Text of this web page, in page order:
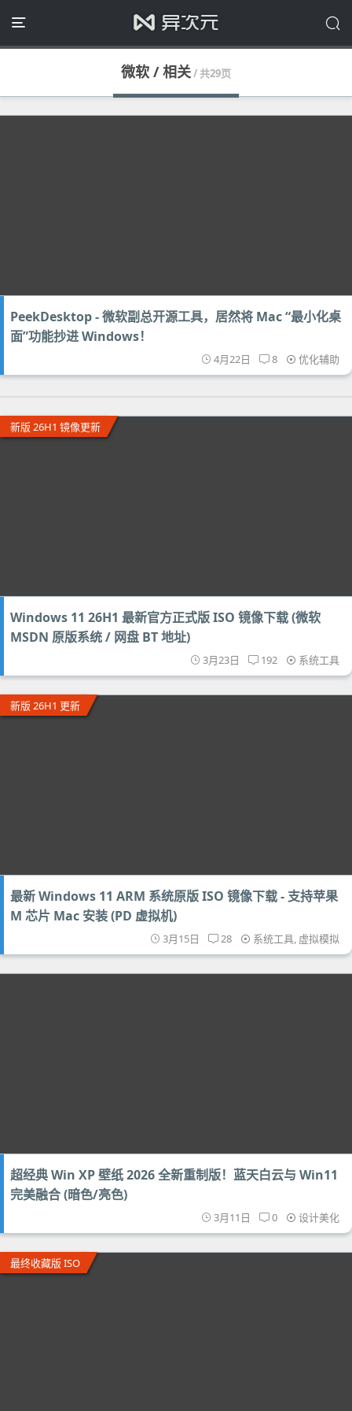
微软 / 相关/ 共29页
PeekDesktop - 微软副总开源工具，居然将 Mac “最小化桌
面”功能抄进 Windows！
4月22日 8 优化辅助
新版 26H1 镜像更新
Windows 11 26H1 最新官方正式版 ISO 镜像下载 (微软
MSDN 原版系统 / 网盘 BT 地址)
3月23日 192 系统工具
新版 26H1 更新
最新 Windows 11 ARM 系统原版 ISO 镜像下载 - 支持苹果
M 芯片 Mac 安装 (PD 虚拟机)
3月15日 28 系统工具, 虚拟模拟
超经典 Win XP 壁纸 2026 全新重制版！蓝天白云与 Win11
完美融合 (暗色/亮色)
3月11日 0 设计美化
最终收藏版 ISO